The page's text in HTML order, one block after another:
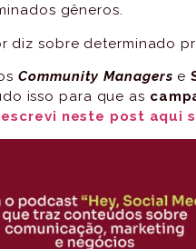
gêneros.
diz sobre
Community Managers e
isso para que as
neste post aqui